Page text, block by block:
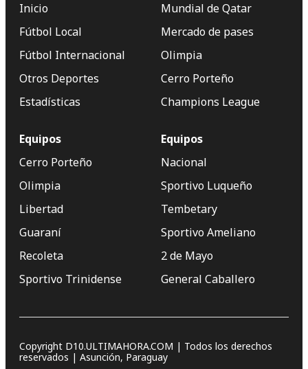
Inicio
Fútbol Local
Fútbol Internacional
Otros Deportes
Estadísticas
Mundial de Qatar
Mercado de pases
Olimpia
Cerro Porteño
Champions League
Equipos
Cerro Porteño
Olimpia
Libertad
Guaraní
Recoleta
Sportivo Trinidense
Equipos
Nacional
Sportivo Luqueño
Tembetary
Sportivo Ameliano
2 de Mayo
General Caballero
Copyright D10.ULTIMAHORA.COM | Todos los derechos
reservados | Asunción, Paraguay